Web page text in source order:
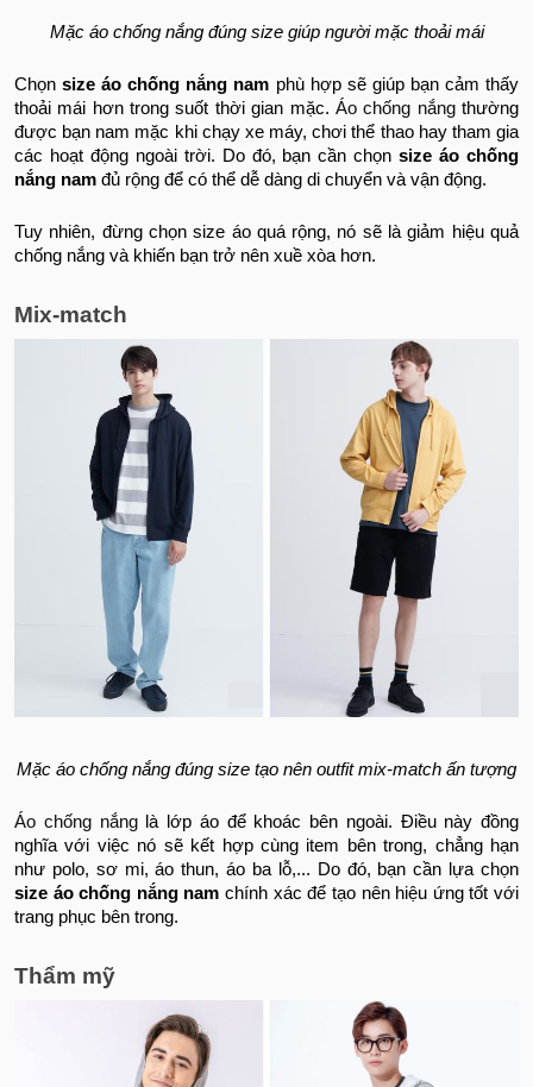
Mặc áo chống nắng đúng size giúp người mặc thoải mái
Chọnsize áo chống nắng nam phù hợp sẽ giúp bạn cảm thấy
thoải mái hơn trong suốt thời gian mặc. Áo chống nắngthường
được bạn nam mặc khi chạy xe máy, chơi thể thao hay tham gia
các hoạt động ngoài trời. Do đó, bạn cần chọnsize áo chống
nắng nam đủ rộng để có thể dễ dàng di chuyển và vận động.
Tuy nhiên, đừng chọn size áo quá rộng, nó sẽ là giảm hiệu quả
chống nắng và khiến bạn trở nên xuề xòa hơn.
Mix-match
Mặc áo chống nắng đúng size tạo nên outfit mix-match ấn tượng
Áo chống nắnglà lớp áo để khoác bên ngoài. Điều này đồng
nghĩa với việc nó sẽ kết hợp cùng item bên trong, chẳng hạn
như polo, sơ mi, áo thun, áo ba lỗ,... Do đó, bạn cần lựa chọn
size áo chống nắng nam chính xác để tạo nên hiệu ứng tốt với
trang phục bên trong.
Thẩm mỹ